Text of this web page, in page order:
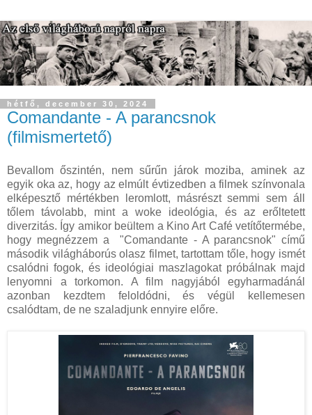
hétfő, december 30, 2024
Comandante - A parancsnok
(filmismertető)
Bevallom őszintén, nem sűrűn járok moziba, aminek az
egyik oka az, hogy az elmúlt évtizedben a filmek színvonala
elképesztő mértékben leromlott, másrészt semmi sem áll
tőlem távolabb, mint a woke ideológia, és az erőltetett
diverzitás. Így amikor beültem a Kino Art Café vetítőtermébe,
hogy megnézzem a "Comandante - A parancsnok" című
második világháborús olasz filmet, tartottam tőle, hogy ismét
csalódni fogok, és ideológiai maszlagokat próbálnak majd
lenyomni a torkomon. A film nagyjából egyharmadánál
azonban kezdtem feloldódni, és végül kellemesen
csalódtam, de ne szaladjunk ennyire előre.